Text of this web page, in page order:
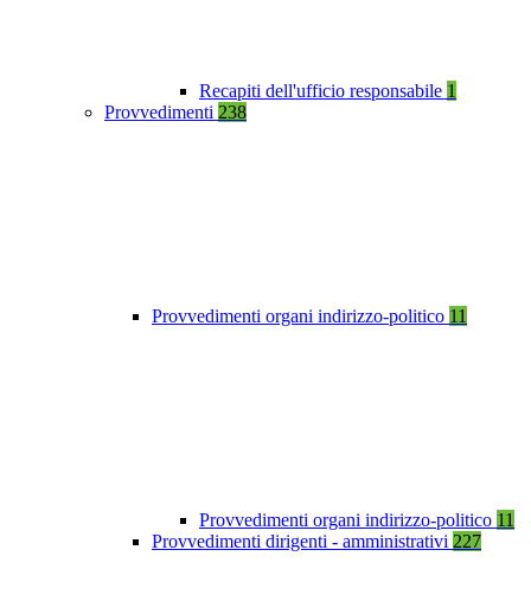
Recapiti dell'ufficio responsabile 1
Provvedimenti 238
Provvedimenti organi indirizzo-politico 11
Provvedimenti organi indirizzo-politico 11
Provvedimenti dirigenti - amministrativi 227